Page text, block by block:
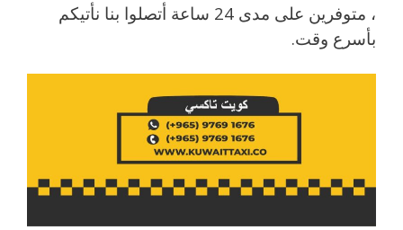
، متوفرين على مدى 24 ساعة أتصلوا بنا نأتيكم
بأسرع وقت.